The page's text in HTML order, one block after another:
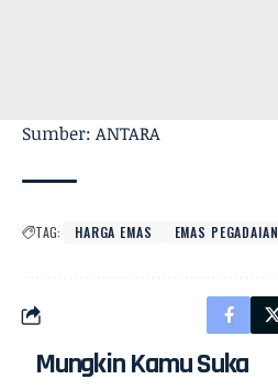
Sumber: ANTARA
TAG: HARGA EMAS EMAS PEGADAIAN
Mungkin Kamu Suka